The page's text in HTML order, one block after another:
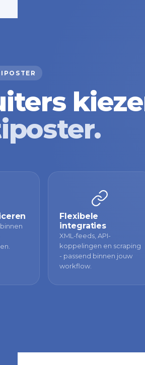
Flexibele
integraties
XML-feeds, API-
koppelingen en scraping
- passend binnen jouw
workflow.